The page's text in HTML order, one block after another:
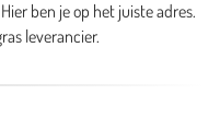
ben je op het juiste adres.
leverancier.